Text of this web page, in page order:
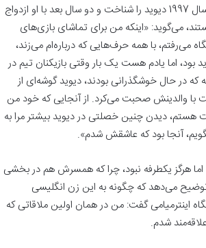
ویکتوریای 49 ساله که سال 1997 دیوید را شناخت و دو سال بعد با او ازدواج
می‌گوید: «اینکه من برای تماشای بازی‌های
می‌رفتم، با همه حرف‌هایی که درباره‌ام می‌زند،
بود، اما یادم هست یک بار وقتی بازیکنان تیم در
در حال خوشگذرانی بودند، دیوید گوشه‌ای از
با والدینش صحبت می‌کرد. از آنجایی که خود من
هستم، دیدن چنین خصلتی در دیوید بیشتر مرا به
آنجا بود که عاشقش شدم».
اما هرگز یکطرفه نبود، چرا که همسرش هم در بخشی
توضیح می‌دهد که چگونه به این زن انگلیسی
اینترمیامی گفت: من در همان اولین ملاقاتی که
شدم.